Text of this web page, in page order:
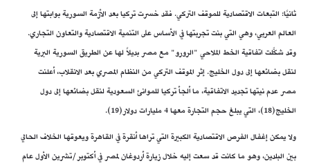
ثانيًا: التبعات الاقتصادية للموقف التركي. فقد خسرت تركيا بعد الأزمة السورية بوابتها إلى
العالم العربي، وهي التي بنت تجربتها في الأساس على التنمية الاقتصادية والتعاون التجاري.
وقد شكَّلت اتفاقية الخط الملاحي "الرورو" مع مصر بديلاً لها عن الطريق السورية البرية
لنقل بضائعها إلى دول الخليج. إثر الموقف التركي من النظام المصري بعد الانقلاب، أعلنت
مصر عدم نيتها تجديد الاتفاقية، ما ألجأ تركيا للموانئ السعودية لنقل بضائعها إلى دول
الخليج(18)، التي يبلغ حجم التجارة معها 4 مليارات دولار(19).
ولا يمكن إغفال الفرص الاقتصادية الكبيرة التي تراها أنقرة في القاهرة ويعوقها الخلاف الحالي
بين البلدين، وهو ما كانت قد سعت إليه خلال زيارة أردوغان لمصر في أكتوبر/تشرين الأول عام